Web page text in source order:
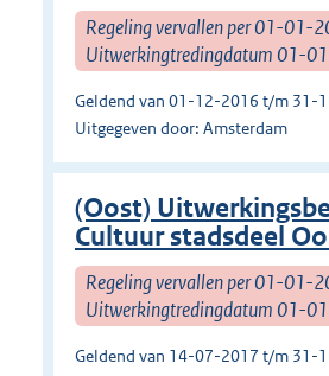
Regeling vervallen per 01-01-
Uitwerkingtredingdatum 01-
Geldend van 01-12-2016 t/m 31-
Uitgegeven door: Amsterdam
(Oost)
Cultuur stadsdeel
Regeling vervallen per 01-01-
Uitwerkingtredingdatum 01-
Geldend van 14-07-2017 t/m 31-